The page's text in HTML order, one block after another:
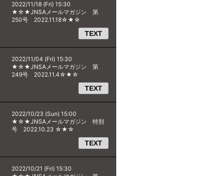
2022/11/18 (Fri) 15:30
★☆★JNSAメールマガジン 第
250号 2022.11.18☆★☆
TEXT
2022/11/04 (Fri) 15:30
★☆★JNSAメールマガジン 第
249号 2022.11.4☆★☆
TEXT
2022/10/23 (Sun) 15:00
★☆★JNSAメールマガジン 特別
号 2022.10.23 ☆★☆
TEXT
2022/10/21 (Fri) 15:30